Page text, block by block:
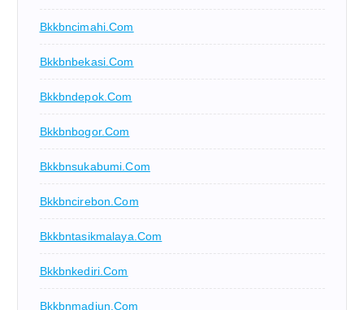
Bkkbncimahi.com
Bkkbnbekasi.com
Bkkbndepok.com
Bkkbnbogor.com
Bkkbnsukabumi.com
Bkkbncirebon.com
Bkkbntasikmalaya.com
Bkkbnkediri.com
Bkkbnmadiun.com